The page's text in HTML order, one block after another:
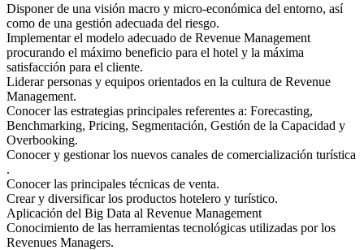
Disponer de una visión macro y micro-económica del entorno, así
como de una gestión adecuada del riesgo.
Implementar el modelo adecuado de Revenue Management
procurando el máximo beneficio para el hotel y la máxima
satisfacción para el cliente.
Liderar personas y equipos orientados en la cultura de Revenue
Management.
Conocer las estrategias principales referentes a: Forecasting,
Benchmarking, Pricing, Segmentación, Gestión de la Capacidad y
Overbooking.
Conocer y gestionar los nuevos canales de comercialización turística
.
Conocer las principales técnicas de venta.
Crear y diversificar los productos hotelero y turístico.
Aplicación del Big Data al Revenue Management
Conocimiento de las herramientas tecnológicas utilizadas por los
Revenues Managers.